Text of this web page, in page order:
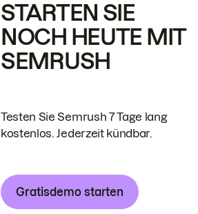
STARTEN SIE
NOCH HEUTE MIT
SEMRUSH
Testen Sie Semrush 7 Tage lang
kostenlos. Jederzeit kündbar.
Gratisdemo starten